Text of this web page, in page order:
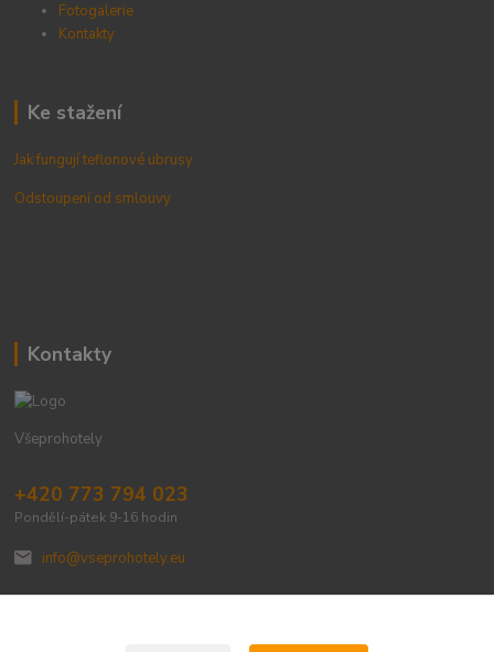
Fotogalerie
Kontakty
Ke stažení
Jak fungují teflonové ubrusy
Odstoupení od smlouvy
Kontakty
Všeprohotely
+420 773 794 023
Pondělí-pátek 9-16 hodin
info@vseprohotely.eu